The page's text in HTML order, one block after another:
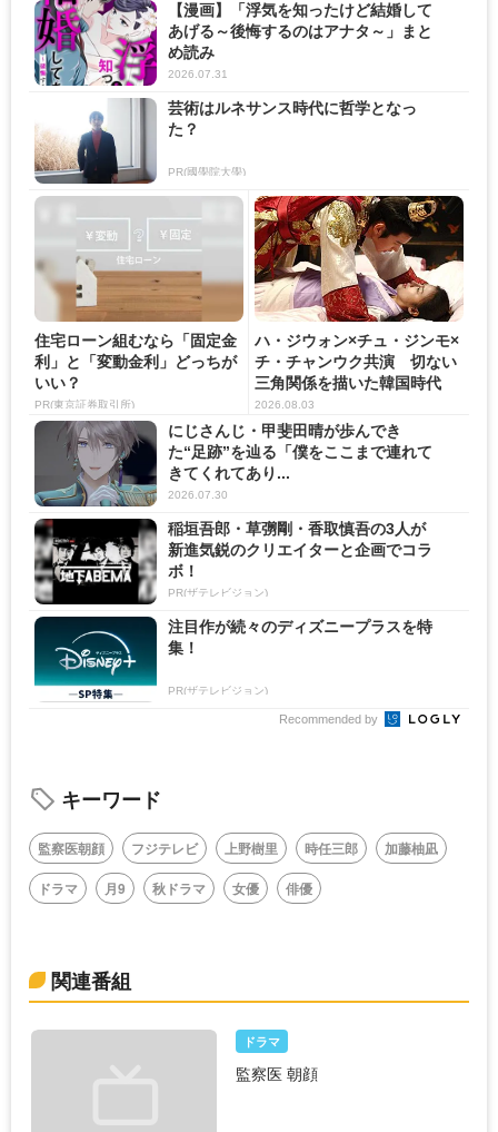
【漫画】「浮気を知ったけど結婚して
あげる～後悔するのはアナタ～」まと
め読み
2026.07.31
芸術はルネサンス時代に哲学となっ
た？
PR(國學院大學)
住宅ローン組むなら「固定金
利」と「変動金利」どっちが
いい？
PR(東京証券取引所)
ハ・ジウォン×チュ・ジンモ×
チ・チャンウク共演 切ない
三角関係を描いた韓国時代
劇...
2026.08.03
にじさんじ・甲斐田晴が歩んでき
た“足跡”を辿る「僕をここまで連れて
きてくれてあり...
2026.07.30
稲垣吾郎・草彅剛・香取慎吾の3人が
新進気鋭のクリエイターと企画でコラ
ボ！
PR(ザテレビジョン)
注目作が続々のディズニープラスを特
集！
PR(ザテレビジョン)
Recommended by
キーワード
監察医朝顔 フジテレビ 上野樹里 時任三郎
加藤柚凪
ドラマ
月9 秋ドラマ 女優 俳優
関連番組
ドラマ
監察医 朝顔